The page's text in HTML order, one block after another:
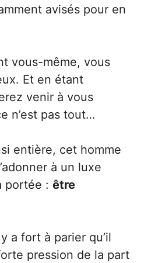
avisés pour en
vous-même, vous
Et en étant
venir à vous
n’est pas tout…
entière, cet homme
à un luxe
portée : être
a fort à parier qu’il
pression de la part